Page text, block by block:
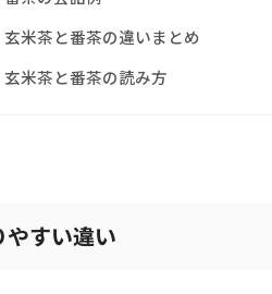
玄米茶と番茶の違いまとめ
玄米茶と番茶の読み方
すい違い